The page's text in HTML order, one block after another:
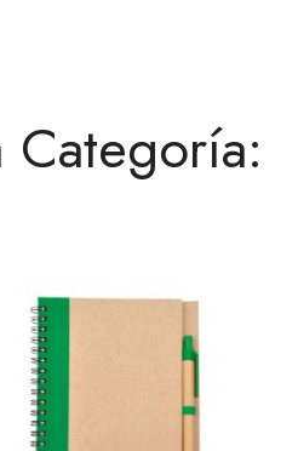
Categoría: